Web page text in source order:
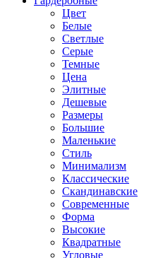
Цвет
Белые
Светлые
Серые
Темные
Цена
Элитные
Дешевые
Размеры
Большие
Маленькие
Стиль
Минимализм
Классические
Скандинавские
Современные
Форма
Высокие
Квадратные
Угловые